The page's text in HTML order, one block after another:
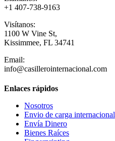
+1 407-738-9163
Visítanos:
1100 W Vine St,
Kissimmee, FL 34741
Email:
info@casillerointernacional.com
Enlaces rápidos
Nosotros
Envio de carga internacional
Envía Dinero
Bienes Raíces